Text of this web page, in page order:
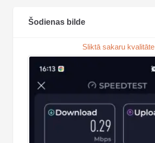
Šodienas bilde
Sliktā sakaru kvalitāte